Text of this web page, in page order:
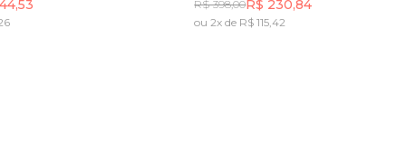
R$ 398,00R$ 230,84
ou 2x de R$ 115,42